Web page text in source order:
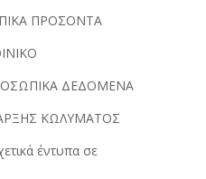
ΠΡΟΣΟΝΤΑ
ΔΕΔΟΜΕΝΑ
ΚΩΛΥΜΑΤΟΣ
έντυπα σε